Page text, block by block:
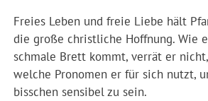
Freies Leben und freie Liebe hält
die große christliche Hoffnung. Wie
schmale Brett kommt, verrät er
welche Pronomen er für sich nutzt,
bisschen sensibel zu sein.